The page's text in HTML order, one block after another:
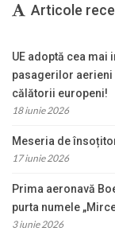
Articole
UE adoptă cea
pasagerilor aerieni
călătorii europeni!
18 iunie 2026
Meseria de
17 iunie 2026
Prima aeronavă
purta numele
3 iunie 2026